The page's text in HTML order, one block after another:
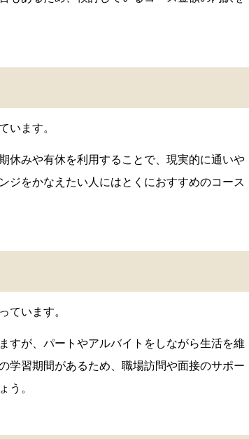
います。
休みや有休を利用することで、現実的に通いや
ジをかなえたい人にはとくにおすすめのコース
ています。
すが、パートやアルバイトをしながら生活を維
学習期間があるため、職場訪問や面接のサポー
う。